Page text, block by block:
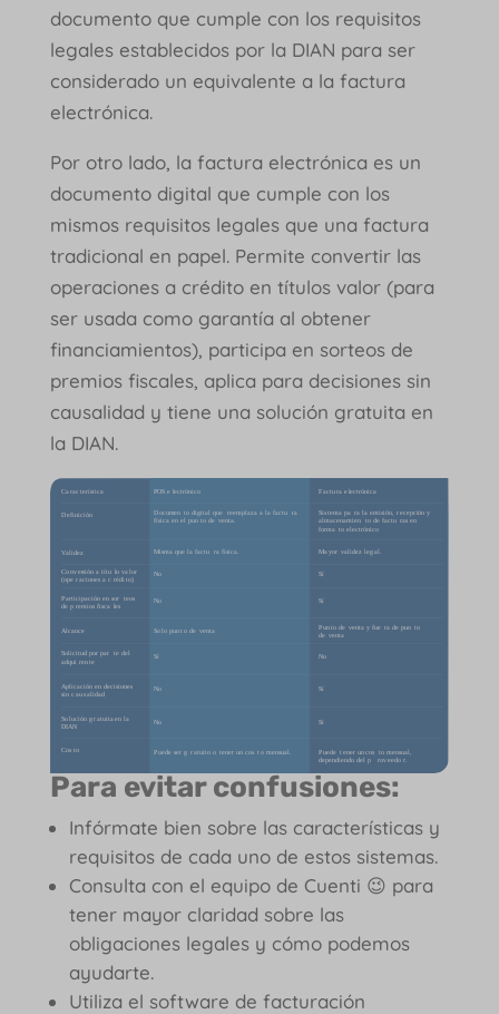
documento que cumple con los requisitos
legales establecidos por la DIAN para ser
considerado un equivalente a la factura
electrónica.
Por otro lado, la factura electrónica es un
documento digital que cumple con los
mismos requisitos legales que una factura
tradicional en papel. Permite convertir las
operaciones a crédito en títulos valor (para
ser usada como garantía al obtener
financiamientos), participa en sorteos de
premios fiscales, aplica para decisiones sin
causalidad y tiene una solución gratuita en
la DIAN.
Para evitar confusiones:
Infórmate bien sobre las características y
requisitos de cada uno de estos sistemas.
Consulta con el equipo de Cuenti 😉 para
tener mayor claridad sobre las
obligaciones legales y cómo podemos
ayudarte.
Utiliza el software de facturación